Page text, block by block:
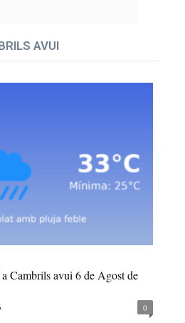
AVUI
Cambrils avui 6 de Agost de
0